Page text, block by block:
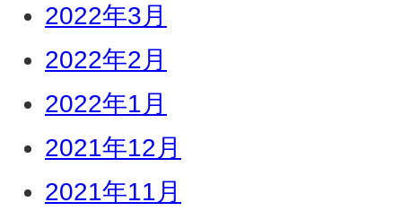
2022年3月
2022年2月
2022年1月
2021年12月
2021年11月